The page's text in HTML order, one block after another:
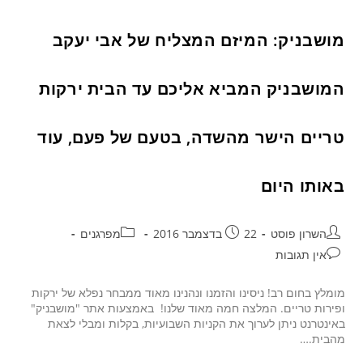
מושבניק: המיזם המצליח של אבי יעקב
המושבניק המביא אליכם עד הבית ירקות
טריים הישר מהשדה, בטעם של פעם, עוד
באותו היום
השרון פוסט 22 בדצמבר 2016
מפרגנים
אין תגובות
מומלץ בחום רב! ניסינו והזמנו ונהנינו מאוד ממבחר נפלא של ירקות
ופירות טריים. המלצה חמה מאוד שלנו! באמצעות אתר "מושבניק"
באינטרנט ניתן לערוך את הקניות השבועיות, בקלות ומבלי לצאת
מהבית.…